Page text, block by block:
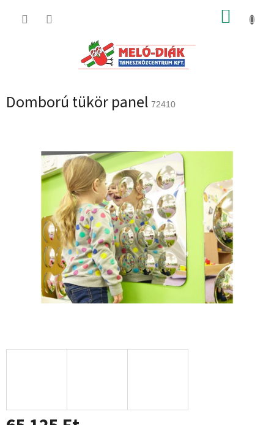
KOSÁR
Domború tükör panel 72410